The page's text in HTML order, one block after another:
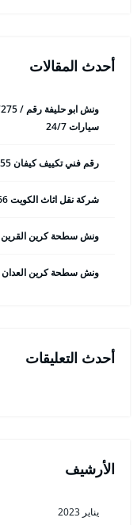
أحدث المقالات
سيارات 24/7
رقم فني تكييف كيفان 98025055 فني تكييف مركزي 24 ساعة
شركة نقل اثاث الكويت 50993766 هاف لوري وانيت نقل عفش
ونش سطحة كرين القرين 65557275 ونش سحب وانقاذ سيارات
ونش سطحة كرين العدان 65557275 ونش سحب وانقاذ سيارات
أحدث التعليقات
الأرشيف
يناير 2023